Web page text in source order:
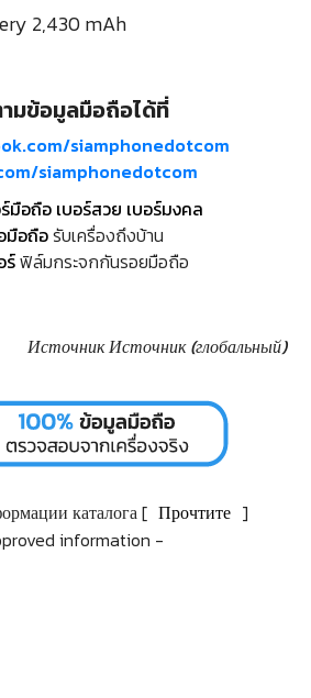
2,430 mAh
มข้อมูลมือถือได้ที่
siamphonedotcom
siamphonedotcom
มือถือ เบอร์สวย เบอร์มงคล
มือถือรับเครื่องถึงบ้าน
ร์ฟิล์มกระจกกันรอยมือถือ
ИсточникИсточник (глобальный)
каталога [ Прочтите ]
information -